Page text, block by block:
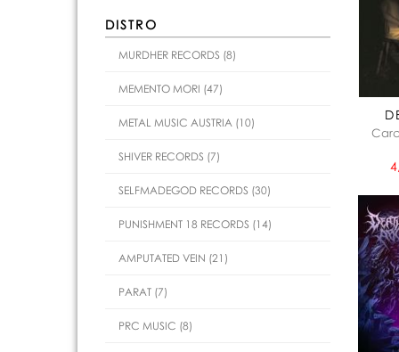
DISTRO
MURDHER RECORDS (8)
MEMENTO MORI (47)
METAL MUSIC AUSTRIA (10)
SHIVER RECORDS (7)
SELFMADEGOD RECORDS (30)
PUNISHMENT 18 RECORDS (14)
AMPUTATED VEIN (21)
PARAT (7)
PRC MUSIC (8)